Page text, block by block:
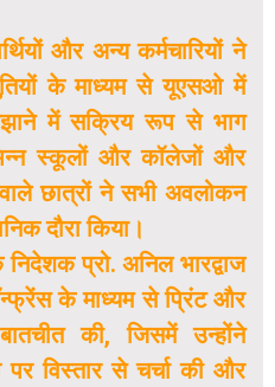
और अन्य कर्मचारियों ने
के माध्यम से यूएसओ में
में सक्रिय रूप से भाग
स्कूलों और कॉलेजों और
छात्रों ने सभी अवलोकन
दौरा किया।
प्रो. अनिल भारद्वाज
के माध्यम से प्रिंट और
की, जिसमें उन्होंने
विस्तार से चर्चा की और